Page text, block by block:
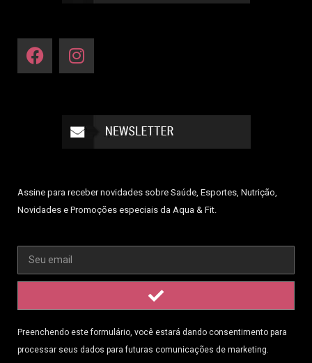
Assine para receber novidades sobre Saúde, Esportes, Nutrição,
Novidades e Promoções especiais da Aqua & Fit.
Preenchendo este formulário, você estará dando consentimento para
processar seus dados para futuras comunicações de marketing.